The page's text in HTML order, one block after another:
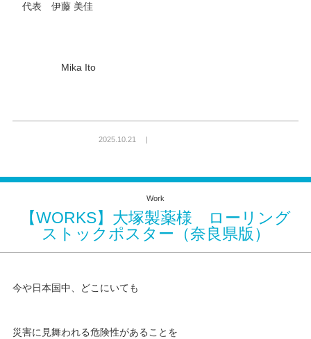
代表 伊藤 美佳
Mika Ito
2025.10.21 |
【WORKS】大塚製薬様 ローリング
ストックポスター（奈良県版）
Work
今や日本国中、どこにいても
災害に見舞われる危険性があることを